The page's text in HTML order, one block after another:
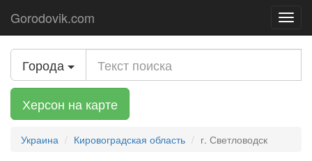
Gorodovik.com
Города
Херсон на карте
Украина Кировоградская область г. Светловодск